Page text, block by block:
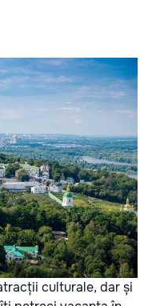
culturale, dar și